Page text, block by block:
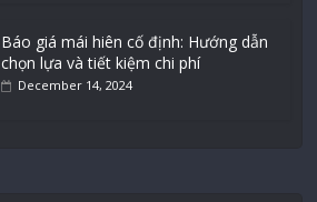
Báo giá mái hiên cố định: Hướng dẫn
chọn lựa và tiết kiệm chi phí
December 14, 2024